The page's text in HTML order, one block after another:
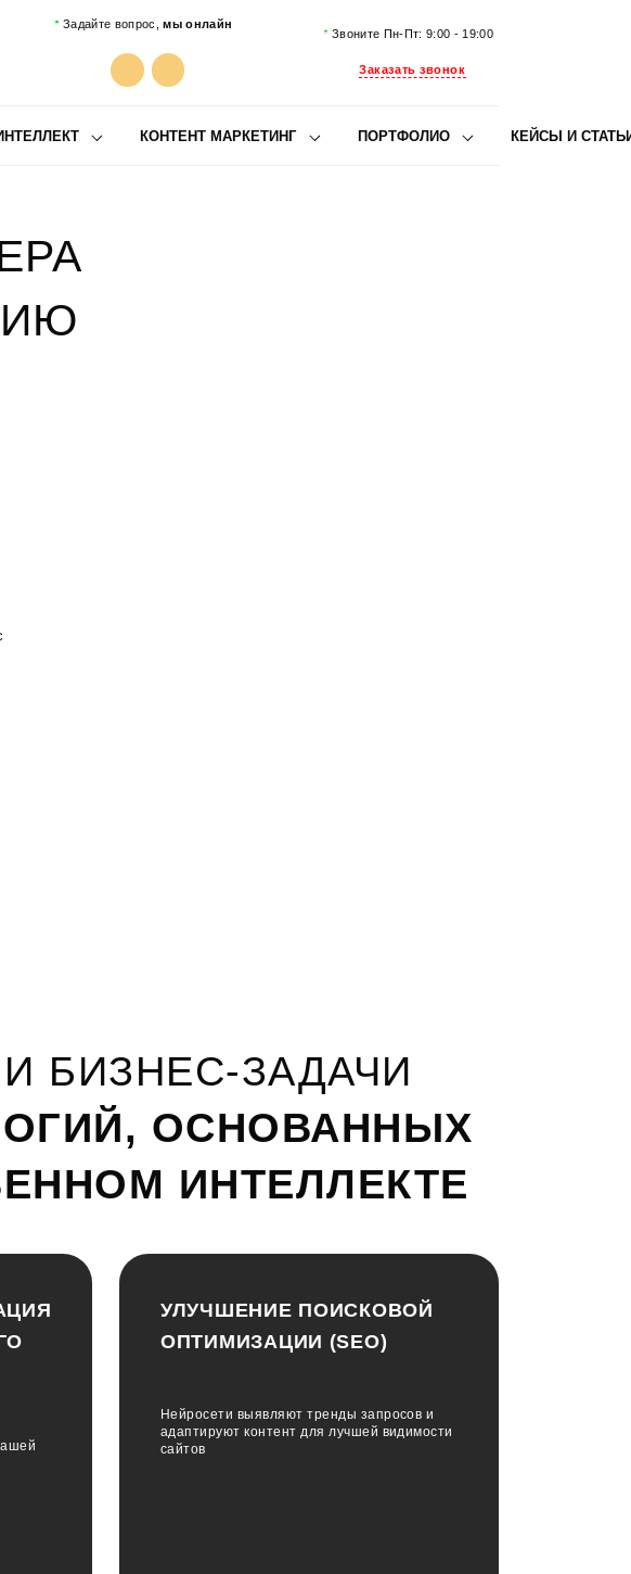
Задайте вопрос,мы онлайн
Звоните Пн-Пт: 9:00 - 19:00
Заказать звонок
КОНТЕНТ МАРКЕТИНГ ПОРТФОЛИО КЕЙСЫ И
БИЗНЕС-ЗАДАЧИ
ОСНОВАННЫХ
ИНТЕЛЛЕКТЕ
УЛУЧШЕНИЕ ПОИСКОВОЙ
ОПТИМИЗАЦИИ (SEO)
Нейросети выявляют тренды запросов и
адаптируют контент для лучшей видимости
сайтов